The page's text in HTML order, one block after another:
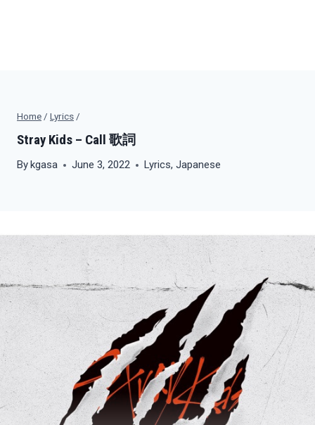
Home / Lyrics /
Stray Kids – Call 歌詞
Bykgasa June 3, 2022 Lyrics,Japanese